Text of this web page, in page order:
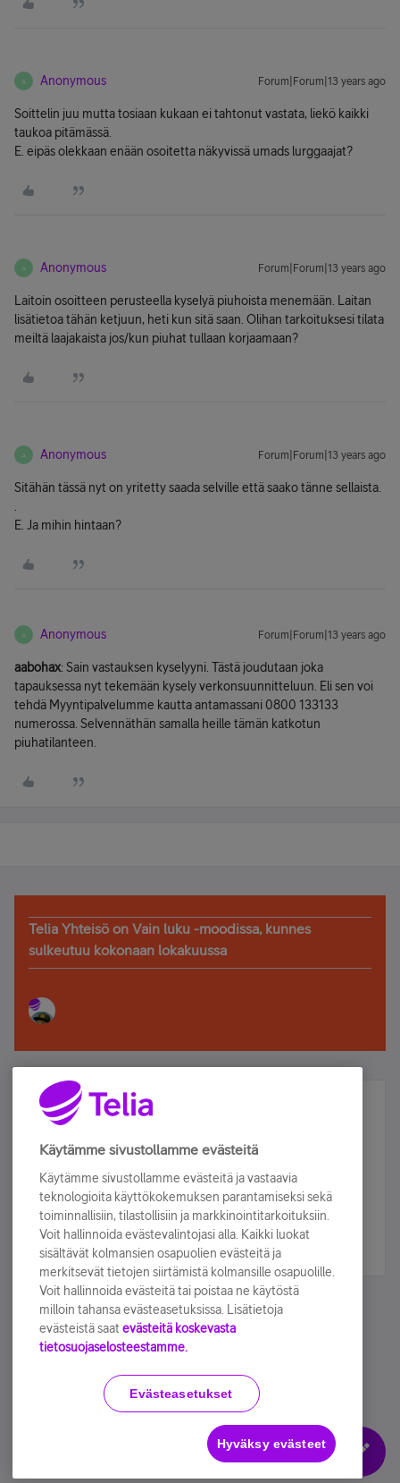
A Anonymous Forum|Forum|13 years ago
Soittelin juu mutta tosiaan kukaan ei tahtonut vastata, liekö kaikki
taukoa pitämässä.
E. eipäs olekkaan enään osoitetta näkyvissä umads lurggaajat?
A Anonymous Forum|Forum|13 years ago
Laitoin osoitteen perusteella kyselyä piuhoista menemään. Laitan
lisätietoa tähän ketjuun, heti kun sitä saan. Olihan tarkoituksesi tilata
meiltä laajakaista jos/kun piuhat tullaan korjaamaan?
A Anonymous Forum|Forum|13 years ago
Sitähän tässä nyt on yritetty saada selville että saako tänne sellaista.
E. Ja mihin hintaan?
A Anonymous Forum|Forum|13 years ago
aabohax: Sain vastauksen kyselyyni. Tästä joudutaan joka
tapauksessa nyt tekemään kysely verkonsuunnitteluun. Eli sen voi
tehdä Myyntipalvelumme kautta antamassani 0800 133133
numerossa. Selvennäthän samalla heille tämän katkotun
piuhatilanteen.
Telia Yhteisö on Vain luku -moodissa, kunnes
sulkeutuu kokonaan lokakuussa
Älä jää paitsi – osallistu ja voita!
Tilaa Telian uutiskirje ja olet mukana arvonnassa.
sähköpostiisi.
Tilaa nyt
Käyttöehdot Accessibility statement
Evästeasetukset
Käytämme sivustollamme evästeitä
Käytämme sivustollamme evästeitä ja vastaavia
teknologioita käyttökokemuksen parantamiseksi sekä
toiminnallisiin, tilastollisiin ja markkinointitarkoituksiin.
Voit hallinnoida evästevalintojasi alla. Kaikki luokat
sisältävät kolmansien osapuolien evästeitä ja
merkitsevät tietojen siirtämistä kolmansille osapuolille.
Voit hallinnoida evästeitä tai poistaa ne käytöstä
milloin tahansa evästeasetuksissa. Lisätietoja
evästeistä saat evästeitä koskevasta
tietosuojaselosteestamme.
Evästeasetukset
Hyväksy evästeet